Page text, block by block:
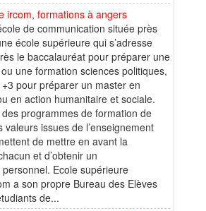
ircom, formations à angers
de communication située près
école supérieure qui s’adresse
le baccalauréat pour préparer une
une formation sciences politiques,
pour préparer un master en
en action humanitaire et sociale.
des programmes de formation de
valeurs issues de l’enseignement
de mettre en avant la
et d’obtenir un
Ecole supérieure
a son propre Bureau des Elèves
de...